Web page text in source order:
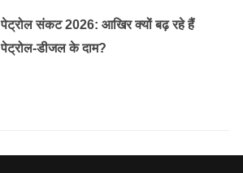
पेट्रोल संकट 2026: आखिर क्यों बढ़ रहे हैं
पेट्रोल-डीजल के दाम?